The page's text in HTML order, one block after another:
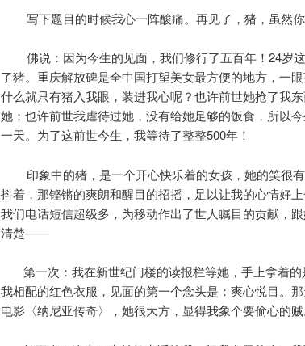
写下题目的时候我心一阵酸痛。再见了，猪，虽然你
佛说：因为今生的见面，我们修行了五百年！24岁
了猪。重庆解放碑是全中国打望美女最方便的地方，一
什么就只有猪入我眼，装进我心呢？也许前世她抢了我
她；也许前世我虐待过她，没有给她足够的饭食，所以
一天。为了这前世今生，我等待了整整500年！
印象中的猪，是一个开心快乐着的女孩，她的笑很
抖着，那铿锵的爽朗和醒目的招摇，足以让我的心情好
我们电话短信超级多，为移动作出了世人瞩目的贡献，
清楚——
第一次：我在新世纪门楼的读报栏等她，手上拿着的
我相配的红色衣服，见面的第一个念头是：爽心悦目。
电影〈纳尼亚传奇〉，她很大方，显得我象个要偷心的贼